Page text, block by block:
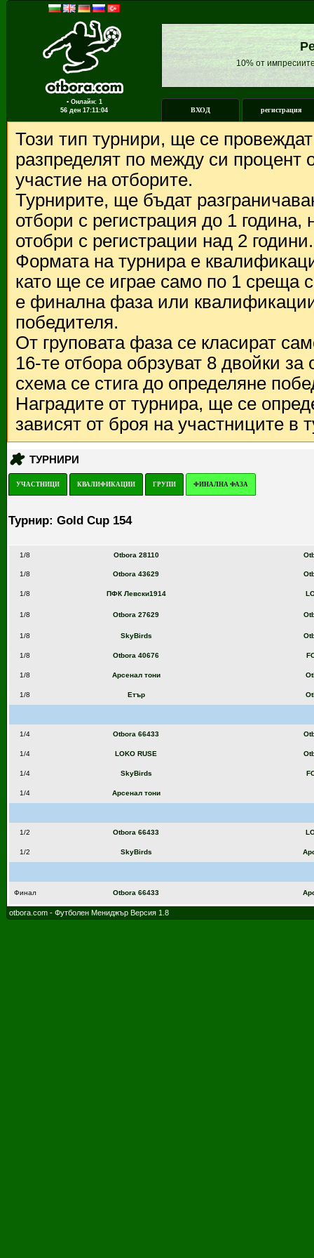
▪ Онлайн: 1
56 ден 17:11:04
10% от
ВХОД регистрация
Този тип турнири, ще се
разпределят по между си процент
участие на отборите.
Турнирите, ще бъдат
отбори с регистрация до 1
отобри с регистрации над 2 години.
Формата на турнира е
като ще се играе само по 1 среща
е финална фаза или
победителя.
От груповата фаза се класират
16-те отбора обрзуват 8 двойки
схема се стига до определяне
Наградите от турнира, ще се
зависят от броя на участниците в
ТУРНИРИ
УЧАСТНИЦИ КВАЛИФИКАЦИИ ГРУПИ ФИНАЛНА ФАЗА
Турнир: Gold Cup 154
1/8 Otbora 28110
1/8 Otbora 43629
1/8 ПФК Левски1914
1/8 Otbora 27629
1/8 SkyBirds
1/8 Otbora 40676
1/8 Арсенал тони
1/8 Етър
1/4 Otbora 66433
1/4 LOKO RUSE
1/4 SkyBirds
1/4 Арсенал тони
1/2 Otbora 66433
1/2 SkyBirds
Финал Otbora 66433
otbora.com - Футболен Мениджър Версия 1.8